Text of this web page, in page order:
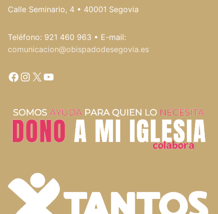
Calle Seminario, 4 • 40001 Segovia
Teléfono: 921 460 963 • E-mail:
comunicacion@obispadodesegovia.es
Facebook
Instagram
X YouTube